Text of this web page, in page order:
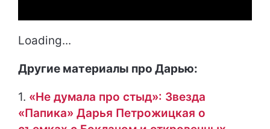
Loading...
Другие материалы про Дарью:
1. «Не думала про стыд»: Звезда
«Папика» Дарья Петрожицкая о